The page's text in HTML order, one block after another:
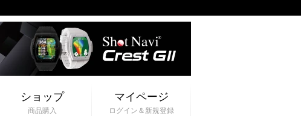
ショップ
商品購入
マイページ
ログイン＆新規登録